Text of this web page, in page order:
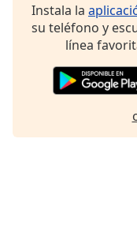
Close
Modal
Instala la
su teléfono y
línea